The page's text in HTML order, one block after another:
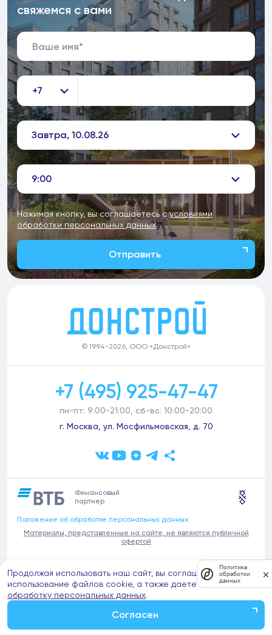
свяжемся с вами
+7
Завтра, 10.08.26
9:00
Нажимая кнопку, вы соглашаетесь сусловиями
обработки персональных данных
Отправить
© 1994-2026, ООО «Донстрой»
+7 (495) 925-47-47
пн-пт: 9:00-21:00, сб-вс: 10:00-20:00
г. Москва, ул. Мосфильмовская, д. 70
Финансовый
партнер
Положение об обработке персональных данных
Материалы, представленные на сайте, не являются публичной
офертой
В связи с участившимися случаями предложений частных услуг от
имени компании Донстрой (проведения ремонтов, продажи
отделочных материалов и т.п.), обращаем внимание на то, что
компания Донстрой не оказывает таких услуг, не имеет
представительств такого профиля и не обращается к частным
Продолжая использовать наш сайт, вы соглашаетесь на
использование файлов cookie, а также даете согласие на
обработку персональных данных.
Согласен
Политика
обработки
данных